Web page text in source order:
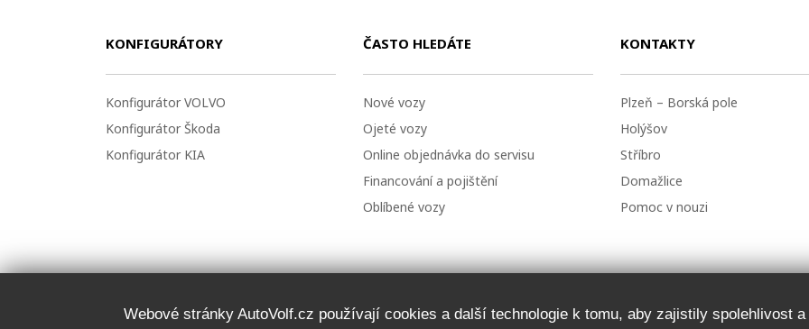
KONFIGURÁTORY
Konfigurátor VOLVO
Konfigurátor Škoda
Konfigurátor KIA
ČASTO HLEDÁTE
Nové vozy
Ojeté vozy
Online objednávka do servisu
Financování a pojištění
Oblíbené vozy
KONTAKTY
Plzeň – Borská pole
Holýšov
Stříbro
Domažlice
Pomoc v nouzi
Webové stránky AutoVolf.cz používají cookies a další technologie k tomu, aby zajistily spolehlivost